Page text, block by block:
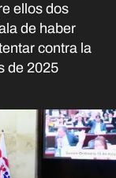
ellos dos
de haber
contra la
de 2025